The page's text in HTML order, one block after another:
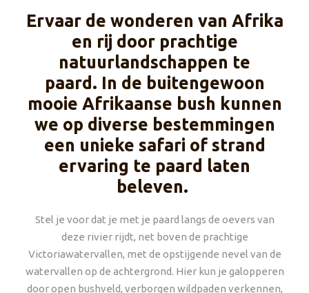
Ervaar de wonderen van Afrika
en rij door prachtige
natuurlandschappen te
paard. In de buitengewoon
mooie Afrikaanse bush kunnen
we op diverse bestemmingen
een unieke safari of strand
ervaring te paard laten
beleven.
Stel je voor dat je met je paard langs de oevers van
deze rivier rijdt, net boven de prachtige
Victoriawatervallen, met de opstijgende nevel van de
watervallen op de achtergrond. Hier kun je galopperen
door open bushveld, verborgen wildpaden verkennen,